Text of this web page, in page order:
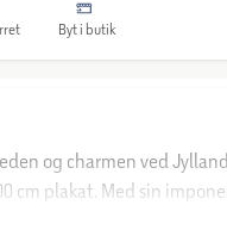
Byt i butik
og charmen ved
cm plakat. Med sin